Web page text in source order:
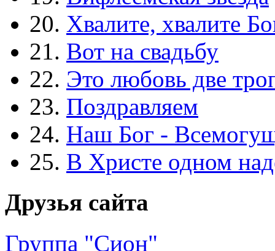
20. Хвалите, хвалите
21. Вот на свадьбу
22. Это любовь две
23. Поздравляем
24. Наш Бог -
25. В Христе одном
Друзья сайта
Группа "Сион"